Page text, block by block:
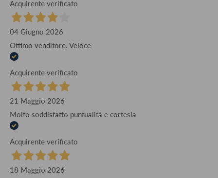
Acquirente verificato
04 Giugno 2026
Ottimo venditore. Veloce
Acquirente verificato
21 Maggio 2026
Molto soddisfatto puntualità e cortesia
Acquirente verificato
18 Maggio 2026